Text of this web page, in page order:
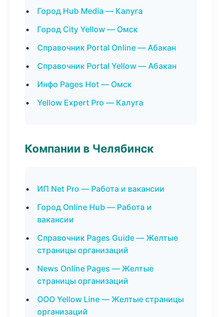
Город Hub Media — Калуга
Город City Yellow — Омск
Справочник Portal Online — Абакан
Справочник Portal Yellow — Абакан
Инфо Pages Hot — Омск
Yellow Expert Pro — Калуга
Компании в Челябинск
ИП Net Pro — Работа и вакансии
Город Online Hub — Работа и
вакансии
Справочник Pages Guide — Желтые
страницы организаций
News Online Pages — Желтые
страницы организаций
ООО Yellow Line — Желтые страницы
организаций